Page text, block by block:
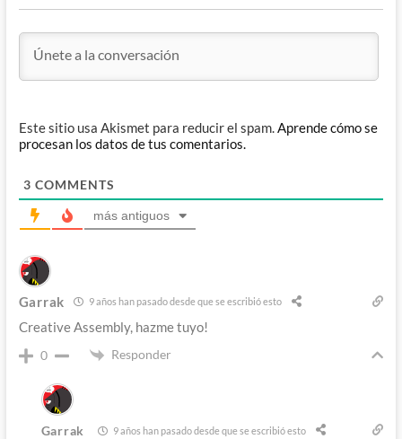
Este sitio usa Akismet para reducir el spam.Aprende cómo se
procesan los datos de tus comentarios.
3 COMMENTS
más antiguos
Garrak 9 años han pasado desde que se escribió esto
Creative Assembly, hazme tuyo!
0 Responder
Garrak 9 años han pasado desde que se escribió esto